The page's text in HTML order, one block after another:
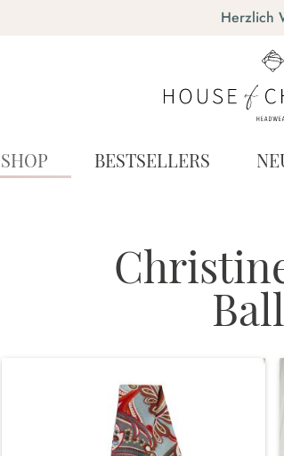
Herzlich
SHOP BESTSELLERS